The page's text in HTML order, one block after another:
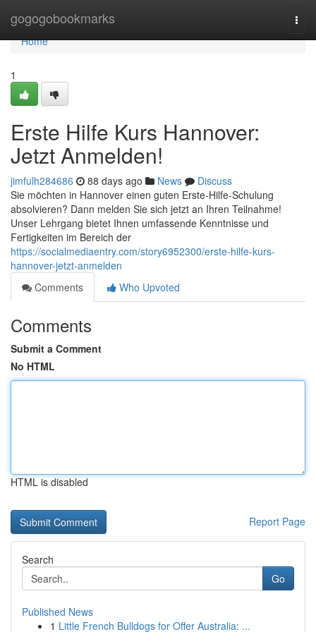
gogogobookmarks
Home
Home
1
Erste Hilfe Kurs Hannover:
Jetzt Anmelden!
jimfulh284686 88 days ago News
Discuss
Sie möchten in Hannover einen guten Erste-Hilfe-Schulung
absolvieren? Dann melden Sie sich jetzt an Ihren Teilnahme!
Unser Lehrgang bietet Ihnen umfassende Kenntnisse und
Fertigkeiten im Bereich der
https://socialmediaentry.com/story6952300/erste-hilfe-kurs-
hannover-jetzt-anmelden
Comments
Who Upvoted
Comments
Submit a Comment
No HTML
HTML is disabled
Report Page
Search
Go
Published News
1 Little French Bulldogs for Offer Australia: ...